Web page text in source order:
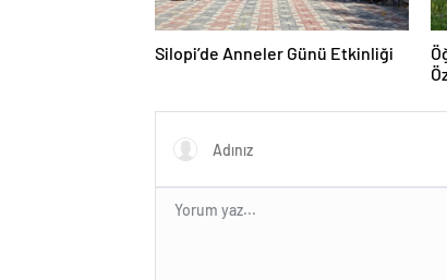
Silopi’de Anneler Günü Etkinliği